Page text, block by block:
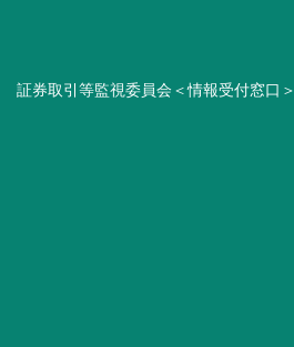
証券取引等監視委員会＜情報受付窓口＞